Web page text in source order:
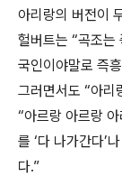
아리랑의 버전이
헐버트는 “곡조는
국인이야말로 즉
그러면서도 “아리
“아르랑 아르랑
를 ‘다 나가간다’
다.”